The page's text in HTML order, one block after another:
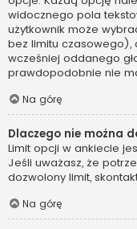
widocznego pola
użytkownik może
bez limitu czasowego),
wcześniej oddanego
prawdopodobnie nie
Na górę
Dlaczego nie można
Limit opcji w ankiecie
Jeśli uważasz, że
dozwolony limit,
Na górę